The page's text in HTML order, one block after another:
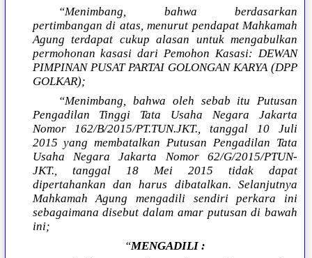
“Menimbang, bahwa berdasarkan
pertimbangan di atas, menurut pendapat Mahkamah
Agung terdapat cukup alasan untuk mengabulkan
permohonan kasasi dari Pemohon Kasasi: DEWAN
PIMPINAN PUSAT PARTAI GOLONGAN KARYA (DPP
GOLKAR);
“Menimbang, bahwa oleh sebab itu Putusan
Pengadilan Tinggi Tata Usaha Negara Jakarta
Nomor 162/B/2015/PT.TUN.JKT., tanggal 10 Juli
2015 yang membatalkan Putusan Pengadilan Tata
Usaha Negara Jakarta Nomor 62/G/2015/PTUN-
JKT., tanggal 18 Mei 2015 tidak dapat
dipertahankan dan harus dibatalkan. Selanjutnya
Mahkamah Agung mengadili sendiri perkara ini
sebagaimana disebut dalam amar putusan di bawah
ini;
“MENGADILI :